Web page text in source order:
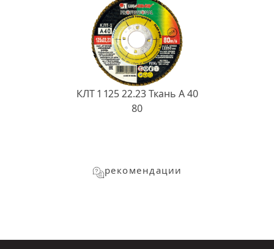
КЛТ 1 125 22.23 Ткань A 40
80
рекомендации